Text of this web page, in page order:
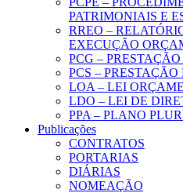
PATRIMONIAIS E
RREO –
EXECUÇÃO
PCG –
PCS –
LOA – LEI
LDO – LEI DE
PPA – PLANO
Publicações
CONTRATOS
PORTARIAS
DIÁRIAS
NOMEAÇÃO